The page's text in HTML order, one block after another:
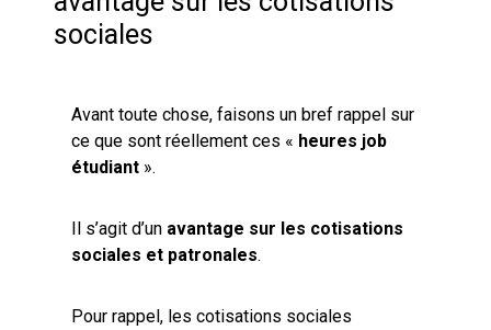
sociales
Avant toute chose, faisons un bref rappel sur
ce que sont réellement ces « heures job
étudiant ».
Il s’agit d’un avantage sur les cotisations
sociales et patronales.
Pour rappel, les cotisations sociales